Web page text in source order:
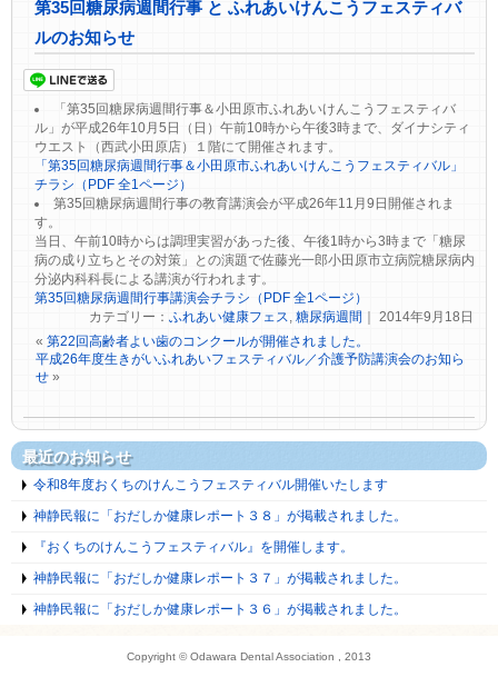
第35回糖尿病週間行事 と ふれあいけんこうフェスティバ
ルのお知らせ
「第35回糖尿病週間行事＆小田原市ふれあいけんこうフェスティバ
ル」が平成26年10月5日（日）午前10時から午後3時まで、ダイナシティ
ウエスト（西武小田原店）１階にて開催されます。
「第35回糖尿病週間行事＆小田原市ふれあいけんこうフェスティバル」
チラシ（PDF 全1ページ）
第35回糖尿病週間行事の教育講演会が平成26年11月9日開催されま
す。
当日、午前10時からは調理実習があった後、午後1時から3時まで「糖尿
病の成り立ちとその対策」との演題で佐藤光一郎小田原市立病院糖尿病内
分泌内科科長による講演が行われます。
第35回糖尿病週間行事講演会チラシ（PDF 全1ページ）
カテゴリー： ふれあい健康フェス 糖尿病週間 ｜ 2014年9月18日
«第22回高齢者よい歯のコンクールが開催されました。
平成26年度生きがいふれあいフェスティバル／介護予防講演会のお知ら
せ »
最近のお知らせ
令和8年度おくちのけんこうフェスティバル開催いたします
神静民報に「おだしか健康レポート３８」が掲載されました。
『おくちのけんこうフェスティバル』を開催します。
神静民報に「おだしか健康レポート３７」が掲載されました。
神静民報に「おだしか健康レポート３６」が掲載されました。
Copyright © Odawara Dental Association , 2013